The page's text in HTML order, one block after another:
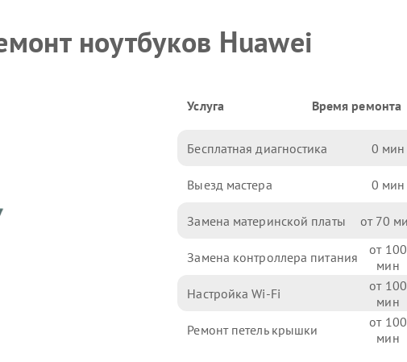
ноутбуков Huawei
Услуга Время ремонта
Бесплатная диагностика 0
Выезд мастера 0
Замена материнской платы 70
Замена контроллера питания 100
Настройка Wi-Fi 100
Ремонт петель крышки 100